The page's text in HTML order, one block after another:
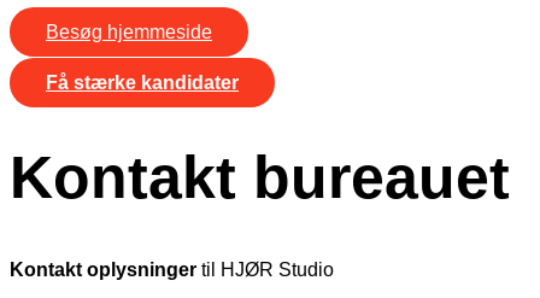
Besøg hjemmeside
Få stærke kandidater
Kontakt bureauet
Kontakt oplysninger til HJØR Studio